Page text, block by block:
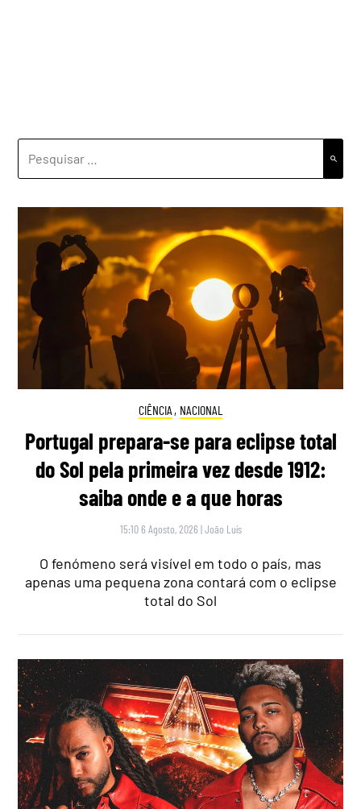
CIÊNCIA , NACIONAL
Portugal prepara-se para eclipse total
do Sol pela primeira vez desde 1912:
saiba onde e a que horas
15:10 6 Agosto, 2026 |João Luís
O fenómeno será visível em todo o país, mas
apenas uma pequena zona contará com o eclipse
total do Sol